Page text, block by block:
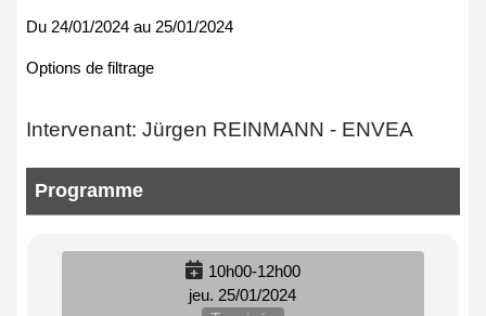
Du 24/01/2024 au 25/01/2024
Options de filtrage
Intervenant: Jürgen REINMANN - ENVEA
Programme
10h00-12h00
jeu. 25/01/2024